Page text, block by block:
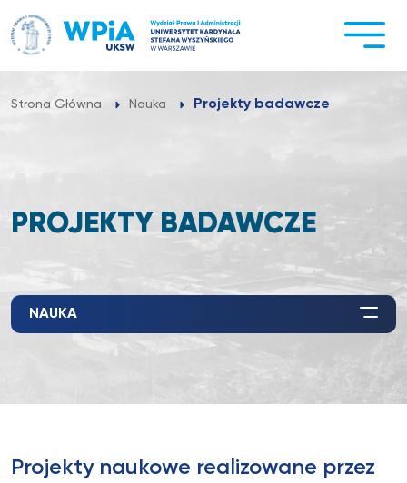
do
treści
Strona Główna Nauka Projekty badawcze
PROJEKTY BADAWCZE
NAUKA
Projekty naukowe realizowane przez